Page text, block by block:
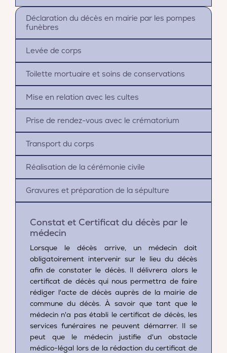
Déclaration du décès en mairie par les pompes
funèbres
Levée de corps
Toilette mortuaire et soins de conservations
Mise en relation avec les cultes
Prise de rendez-vous avec le crématorium
Transport du corps
Réalisation de la cérémonie civile
Gravures et préparation de la sépulture
Constat et Certificat du décès par le
médecin
Lorsque le décès arrive, un médecin doit
obligatoirement intervenir sur le lieu du décès
afin de constater le décès. Il délivrera alors le
certificat de décès qui nous permettra de faire
rédiger l'acte de décès auprès de la mairie de
commune du décès. À savoir que tant que le
médecin n'a pas établi le certificat de décès, les
services funéraires ne peuvent démarrer. Il se
peut que le médecin justifie d'un obstacle
médico-légal lors de la rédaction du certificat de